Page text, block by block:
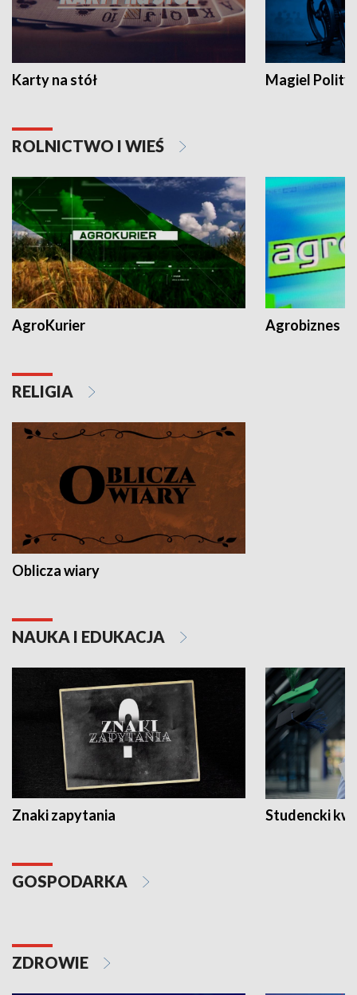
Karty na stół Magiel
ROLNICTWO I WIEŚ
AgroKurier Agrobiznes
RELIGIA
Oblicza wiary
NAUKA I EDUKACJA
Znaki zapytania Studencki
GOSPODARKA
ZDROWIE